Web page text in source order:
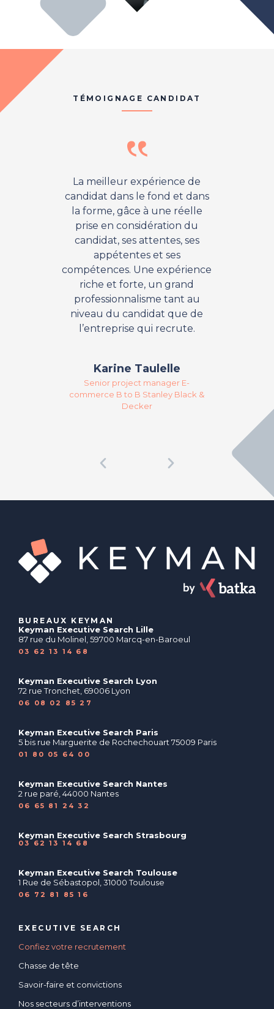
TÉMOIGNAGE CANDIDAT
La meilleur expérience de
candidat dans le fond et dans
la forme, gâce à une réelle
prise en considération du
candidat, ses attentes, ses
appétentes et ses
compétences. Une expérience
riche et forte, un grand
professionnalisme tant au
niveau du candidat que de
l’entreprise qui recrute.
Karine Taulelle
Senior project manager E-
commerce B to B Stanley Black &
Decker
BUREAUX KEYMAN
Keyman Executive Search Lille
87 rue du Molinel, 59700 Marcq-en-Baroeul
03 62 13 14 68
Keyman Executive Search Lyon
72 rue Tronchet, 69006 Lyon
06 08 02 85 27
Keyman Executive Search Paris
5 bis rue Marguerite de Rochechouart 75009 Paris
01 80 05 64 00
Keyman Executive Search Nantes
2 rue paré, 44000 Nantes
06 65 81 24 32
Keyman Executive Search Strasbourg
03 62 13 14 68
Keyman Executive Search Toulouse
1 Rue de Sébastopol, 31000 Toulouse
06 72 81 85 16
EXECUTIVE SEARCH
Confiez votre recrutement
Chasse de tête
Savoir-faire et convictions
Nos secteurs d’interventions